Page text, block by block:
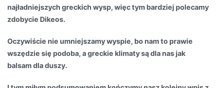
najładniejszych greckich wysp, więc tym bardziej polecamy
zdobycie Dikeos.
Oczywiście nie umniejszamy wyspie, bo nam to prawie
wszędzie się podoba, a greckie klimaty są dla nas jak
balsam dla duszy.